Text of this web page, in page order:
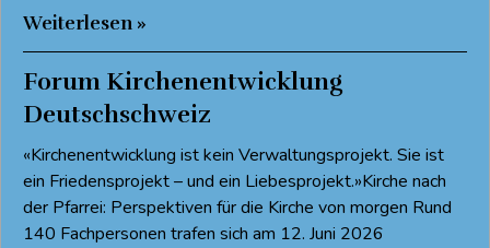
Weiterlesen »
Forum Kirchenentwicklung
Deutschschweiz
«Kirchenentwicklung ist kein Verwaltungsprojekt. Sie ist
ein Friedensprojekt – und ein Liebesprojekt.»Kirche nach
der Pfarrei: Perspektiven für die Kirche von morgen Rund
140 Fachpersonen trafen sich am 12. Juni 2026